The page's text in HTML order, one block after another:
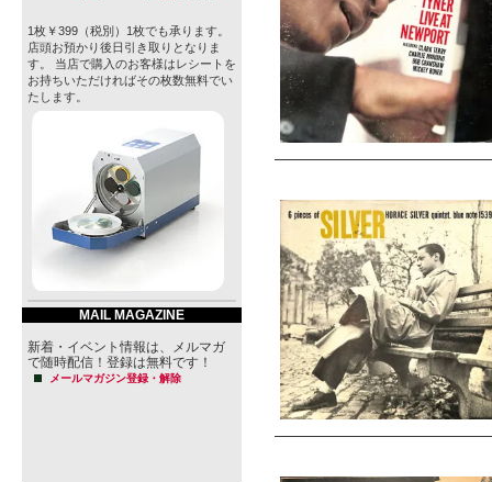
1枚￥399（税別）1枚でも承ります。
店頭お預かり後日引き取りとなりま
す。 当店で購入のお客様はレシートを
お持ちいただければその枚数無料でい
たします。
MAIL MAGAZINE
新着・イベント情報は、メルマガ
で随時配信！登録は無料です！
メールマガジン登録・解除